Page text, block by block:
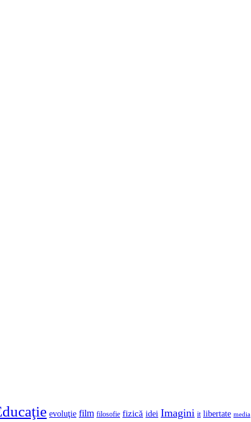
evoluţie film filosofie fizică idei Imagini it libertate media